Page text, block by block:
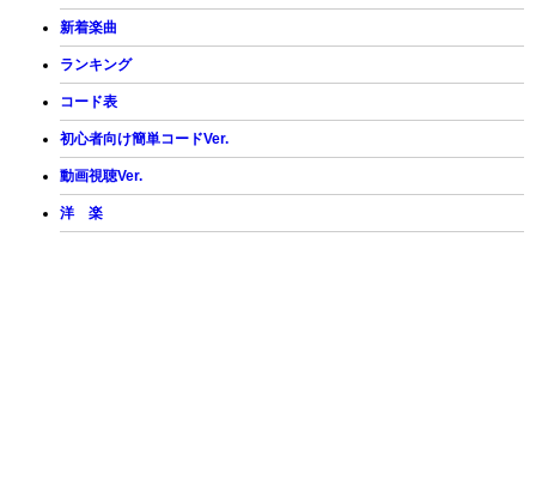
新着楽曲
ランキング
コード表
初心者向け簡単コードVer.
動画視聴Ver.
洋 楽